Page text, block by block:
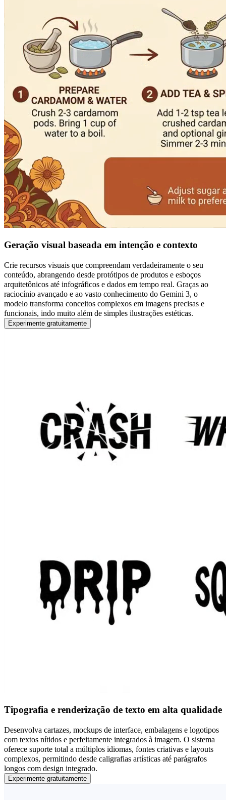
Geração visual baseada em intenção e contexto
Crie recursos visuais que compreendam verdadeiramente o seu
conteúdo, abrangendo desde protótipos de produtos e esboços
arquitetônicos até infográficos e dados em tempo real. Graças ao
raciocínio avançado e ao vasto conhecimento do Gemini 3, o
modelo transforma conceitos complexos em imagens precisas e
funcionais, indo muito além de simples ilustrações estéticas.
Experimente gratuitamente
Tipografia e renderização de texto em alta qualidade
Desenvolva cartazes, mockups de interface, embalagens e logotipos
com textos nítidos e perfeitamente integrados à imagem. O sistema
oferece suporte total a múltiplos idiomas, fontes criativas e layouts
complexos, permitindo desde caligrafias artísticas até parágrafos
longos com design integrado.
Experimente gratuitamente